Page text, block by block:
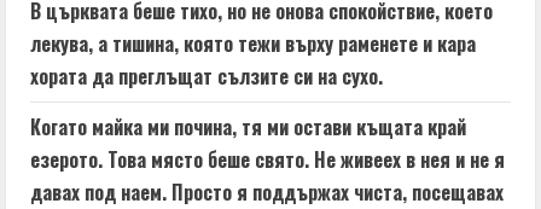
В църквата беше тихо, но не онова спокойствие, което
лекува, а тишина, която тежи върху раменете и кара
хората да преглъщат сълзите си на сухо.
Когато майка ми почина, тя ми остави къщата край
езерото. Това място беше свято. Не живеех в нея и не я
давах под наем. Просто я поддържах чиста, посещавах